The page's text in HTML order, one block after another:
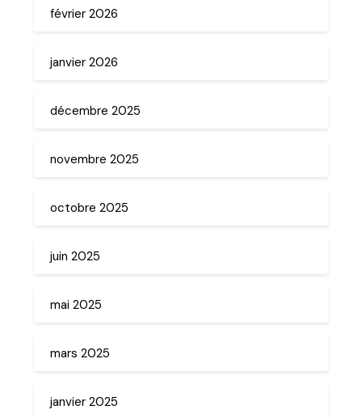
février 2026
janvier 2026
décembre 2025
novembre 2025
octobre 2025
juin 2025
mai 2025
mars 2025
janvier 2025